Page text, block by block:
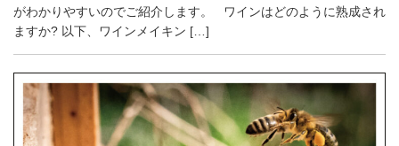
がわかりやすいのでご紹介します。 ワインはどのように熟成され
ますか? 以下、ワインメイキン […]